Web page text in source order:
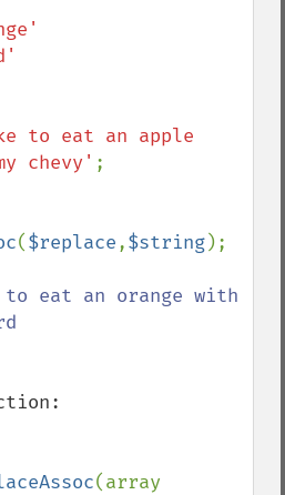
to eat an apple
chevy' ;
($replace,$string);
eat an orange with